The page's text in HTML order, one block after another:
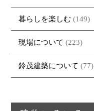
暮らしを楽しむ (149)
現場について (223)
鈴茂建築について (77)